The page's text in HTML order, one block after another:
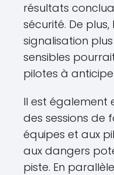
résultats
sécurité. De
signalisation
sensibles
pilotes à
Il est également
des sessions de
équipes et aux
aux dangers
piste. En